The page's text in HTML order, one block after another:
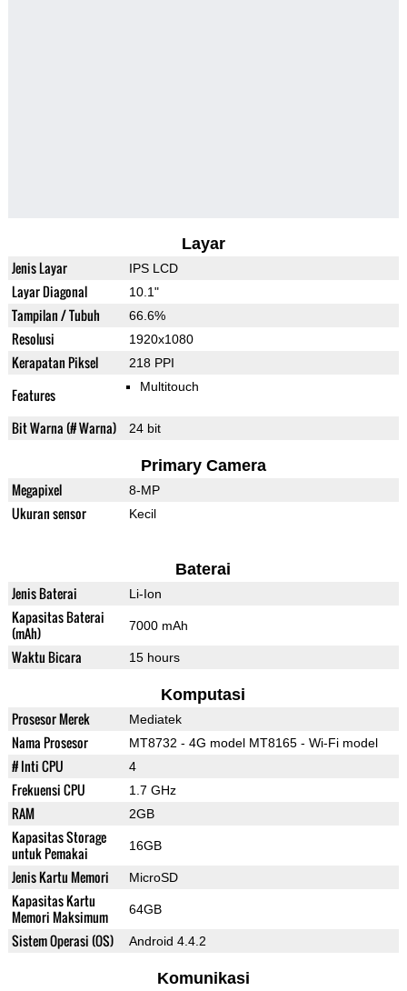
Layar
Jenis Layar IPS LCD
Layar Diagonal 10.1"
Tampilan / Tubuh 66.6%
Resolusi 1920x1080
Kerapatan Piksel 218 PPI
Features Multitouch
Bit Warna (# Warna) 24 bit
Primary Camera
Megapixel 8-MP
Ukuran sensor Kecil
Baterai
Jenis Baterai Li-Ion
Kapasitas Baterai
(mAh)
7000 mAh
Waktu Bicara 15 hours
Komputasi
Prosesor Merek Mediatek
Nama Prosesor MT8732 - 4G model MT8165 - Wi-Fi model
# Inti CPU 4
Frekuensi CPU 1.7 GHz
RAM 2GB
Kapasitas Storage
untuk Pemakai
16GB
Jenis Kartu Memori MicroSD
Kapasitas Kartu
Memori Maksimum
64GB
Sistem Operasi (OS) Android 4.4.2
Komunikasi